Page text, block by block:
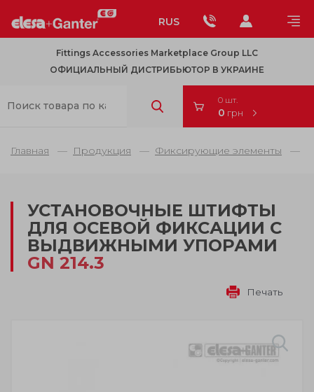
RUS
Fittings Accessories Marketplace Group LLC
ОФИЦИАЛЬНЫЙ ДИСТРИБЬЮТОР В УКРАИНЕ
0 шт.
0 грн
Главная Продукция Фиксирующие элементы
УСТАНОВОЧНЫЕ ШТИФТЫ
ДЛЯ ОСЕВОЙ ФИКСАЦИИ С
ВЫДВИЖНЫМИ УПОРАМИ
GN 214.3
Печать